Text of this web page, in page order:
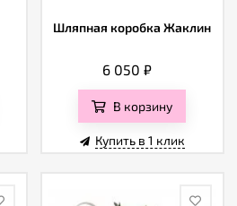
Шляпная коробка Жаклин
6 050 ₽
В корзину
Купить в 1 клик